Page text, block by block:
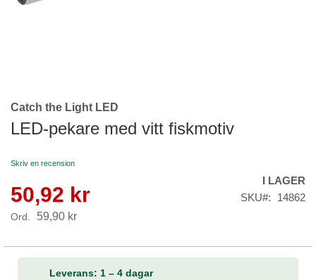
Skip
to
the
of
images
gallery
Catch the Light LED
LED-pekare med vitt fiskmotiv
Skriv en recension
Reapris
50,92 kr
Ord. 59,90 kr
I LAGER
SKU
14862
Leverans: 1 – 4 dagar